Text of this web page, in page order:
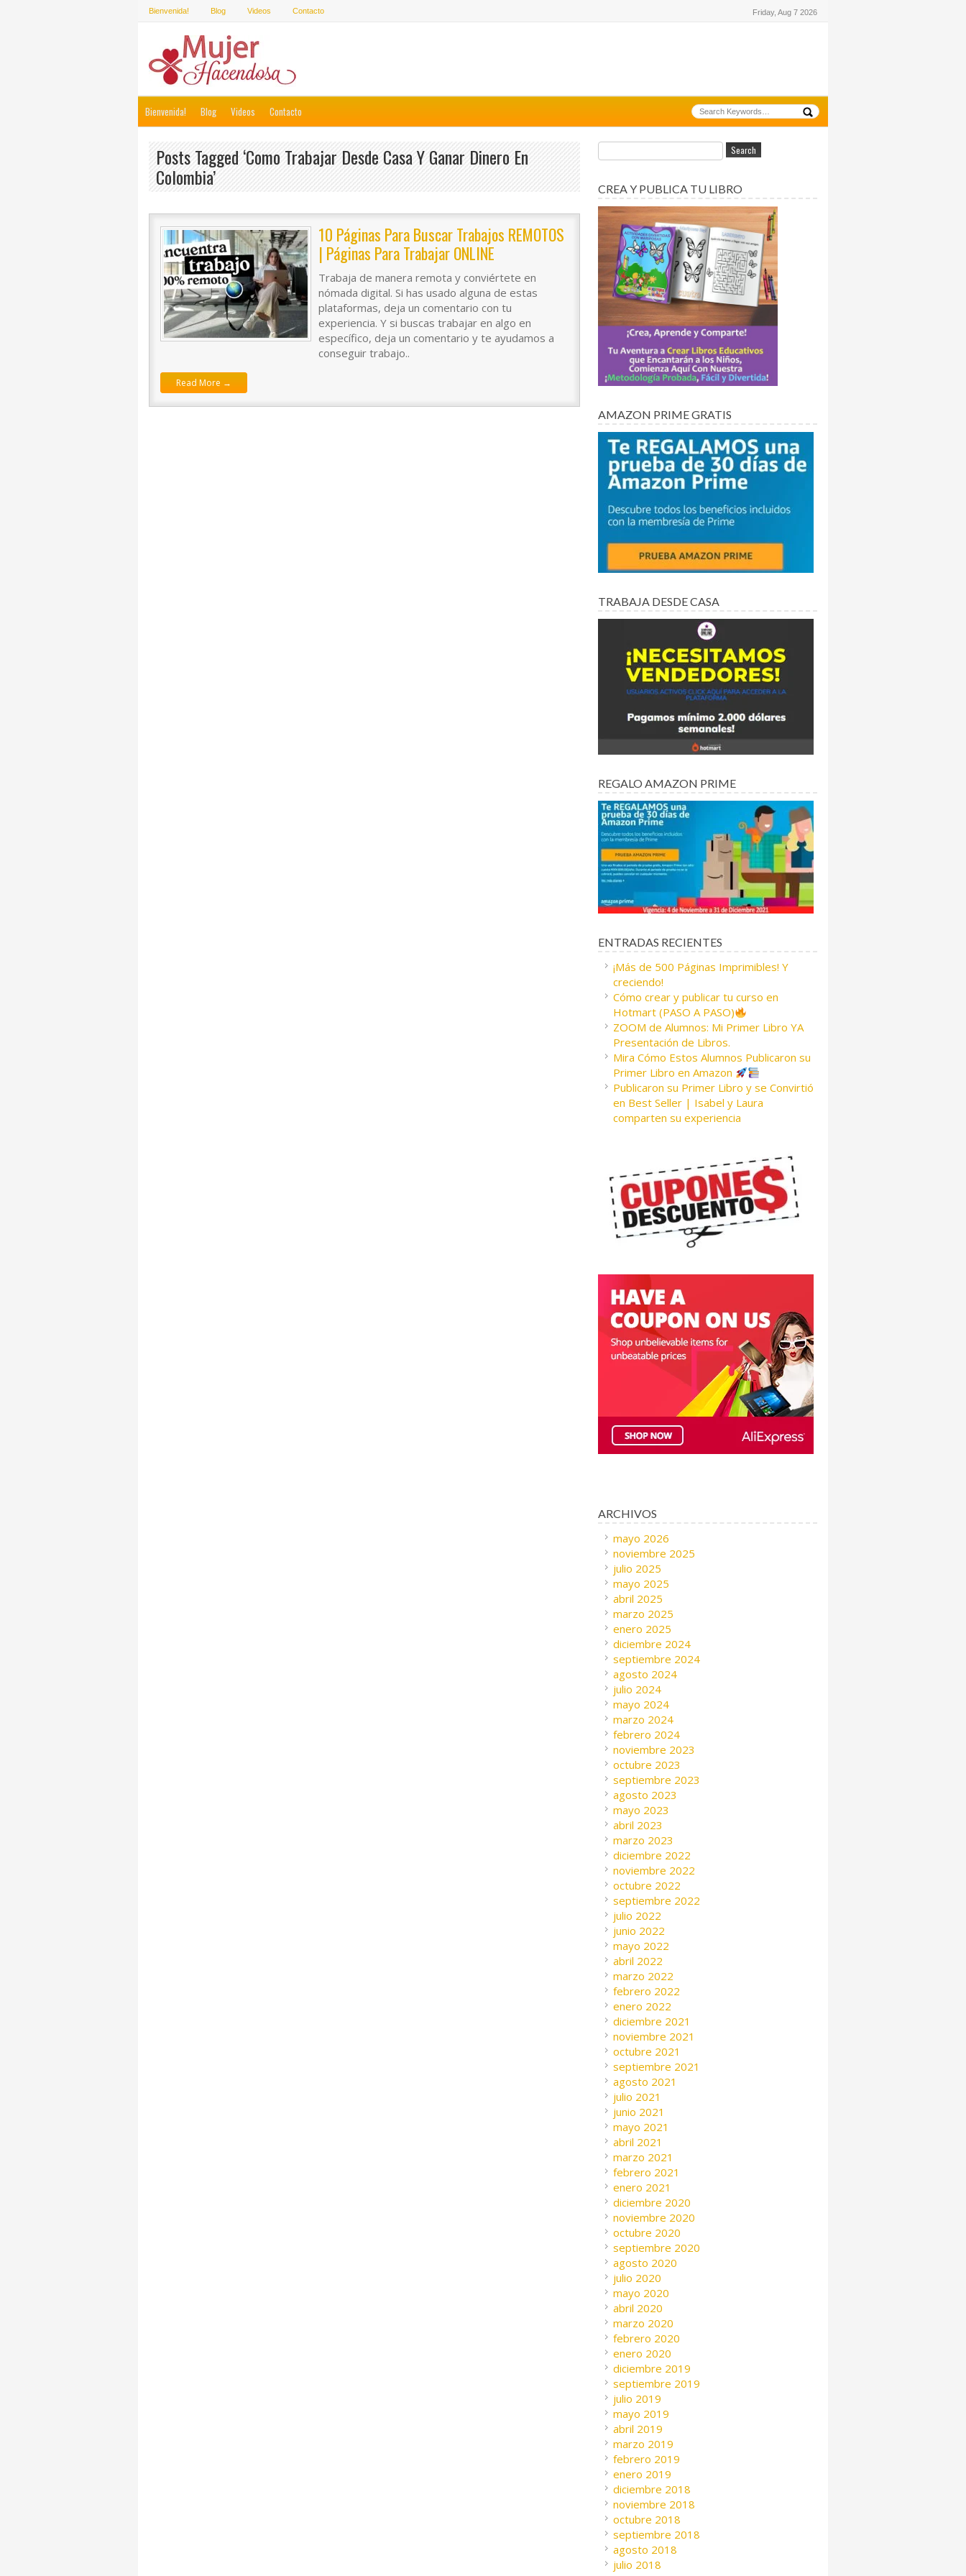
Bienvenida! Blog Videos Contacto Friday, Aug 7 2026
Bienvenida! Blog Videos Contacto
Posts Tagged ‘como Trabajar Desde Casa Y Ganar Dinero En
Colombia’
10 Páginas Para Buscar Trabajos REMOTOS
| Páginas Para Trabajar ONLINE
Trabaja de manera remota y conviértete en
nómada digital. Si has usado alguna de estas
plataformas, deja un comentario con tu
experiencia. Y si buscas trabajar en algo en
específico, deja un comentario y te ayudamos a
conseguir trabajo..
Read More →
CREA Y PUBLICA TU LIBRO
AMAZON PRIME GRATIS
TRABAJA DESDE CASA
REGALO AMAZON PRIME
ENTRADAS RECIENTES
¡Más de 500 Páginas Imprimibles! Y
creciendo!
Cómo crear y publicar tu curso en
Hotmart (PASO A PASO)
ZOOM de Alumnos: Mi Primer Libro YA
Presentación de Libros.
Mira Cómo Estos Alumnos Publicaron su
Primer Libro en Amazon
Publicaron su Primer Libro y se Convirtió
en Best Seller | Isabel y Laura
comparten su experiencia
ARCHIVOS
mayo 2026
noviembre 2025
julio 2025
mayo 2025
abril 2025
marzo 2025
enero 2025
diciembre 2024
septiembre 2024
agosto 2024
julio 2024
mayo 2024
marzo 2024
febrero 2024
noviembre 2023
octubre 2023
septiembre 2023
agosto 2023
mayo 2023
abril 2023
marzo 2023
diciembre 2022
noviembre 2022
octubre 2022
septiembre 2022
julio 2022
junio 2022
mayo 2022
abril 2022
marzo 2022
febrero 2022
enero 2022
diciembre 2021
noviembre 2021
octubre 2021
septiembre 2021
agosto 2021
julio 2021
junio 2021
mayo 2021
abril 2021
marzo 2021
febrero 2021
enero 2021
diciembre 2020
noviembre 2020
octubre 2020
septiembre 2020
agosto 2020
julio 2020
mayo 2020
abril 2020
marzo 2020
febrero 2020
enero 2020
diciembre 2019
septiembre 2019
julio 2019
mayo 2019
abril 2019
marzo 2019
febrero 2019
enero 2019
diciembre 2018
noviembre 2018
octubre 2018
septiembre 2018
agosto 2018
julio 2018